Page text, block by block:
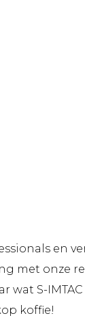
en
met onze
wat S-
koffie!